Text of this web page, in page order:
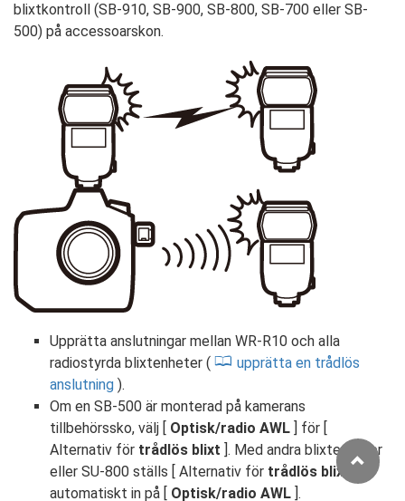
blixtkontroll (SB-910, SB-900, SB-800, SB-700 eller SB-
500) på accessoarskon.
Upprätta anslutningar mellan WR-R10 och alla
radiostyrda blixtenheter (
upprätta en trådlös
anslutning ).
Om en SB-500 är monterad på kamerans
tillbehörssko, välj [ Optisk/radio AWL ] för [
Alternativ för trådlös blixt ]. Med andra blixtenheter
eller SU-800 ställs [ Alternativ för trådlös blixt
automatiskt in på [ Optisk/radio AWL ].